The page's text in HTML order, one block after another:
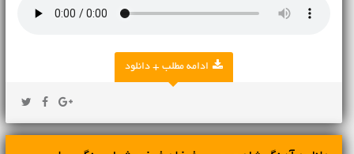
ادامه مطلب + دانلود